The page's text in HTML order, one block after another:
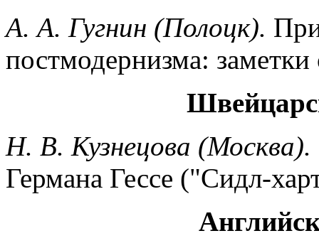
А. А. Гугнин (Полоцк).
постмодернизма:
Н. В. Кузнецова (Москва).
Германа Гессе ("Сидл-